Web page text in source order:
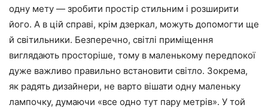
одну мету — зробити простір стильним і розширити
його. А в цій справі, крім дзеркал, можуть допомогти ще
й світильники. Безперечно, світлі приміщення
виглядають просторіше, тому в маленькому передпокої
дуже важливо правильно встановити світло. Зокрема,
як радять дизайнери, не варто вішати одну маленьку
лампочку, думаючи «все одно тут пару метрів». У той